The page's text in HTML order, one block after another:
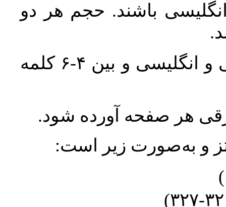
باشند. حجم هر دو
واژگان کلیدی بلافاصله پس از چکیده فارسی و انگلیسی و بین ۴-۶ کلمه
هر صفحه آورده شود.
و به‌صورت زیر است: